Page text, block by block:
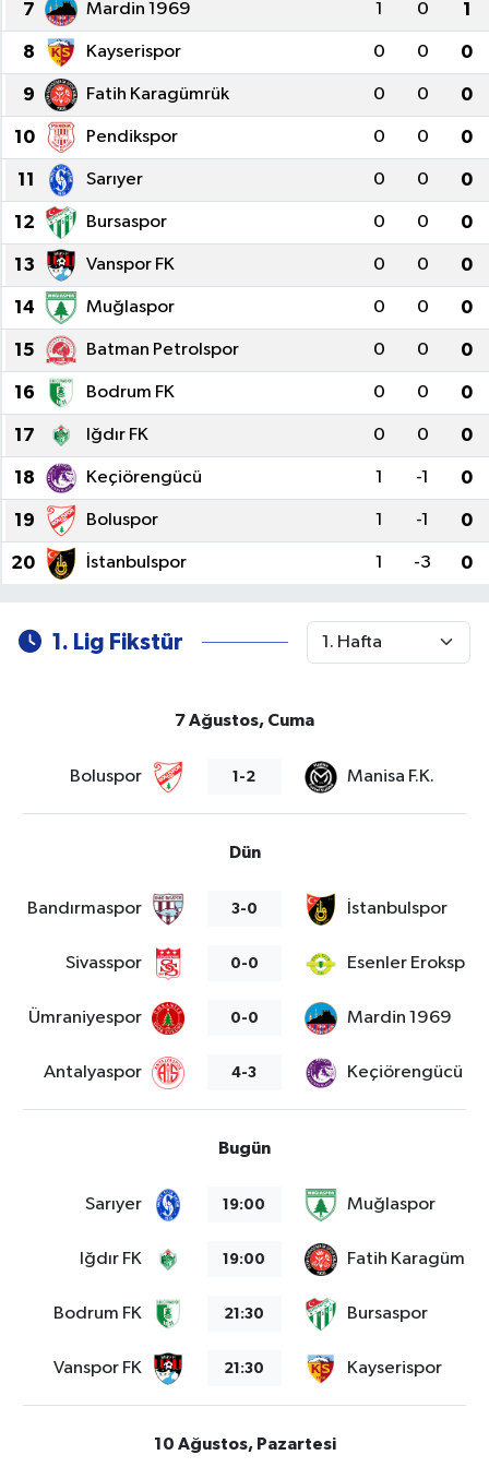
7 Mardin 1969 1 0 1
8 Kayserispor 0 0 0
9 Fatih Karagümrük 0 0 0
10 Pendikspor 0 0 0
11 Sarıyer 0 0 0
12 Bursaspor 0 0 0
13 Vanspor FK 0 0 0
14 Muğlaspor 0 0 0
15 Batman Petrolspor 0 0 0
16 Bodrum FK 0 0 0
17 Iğdır FK 0 0 0
18 Keçiörengücü 1 -1 0
19 Boluspor 1 -1 0
20 İstanbulspor 1 -3 0
1. Lig Fikstür
7 Ağustos, Cuma
Boluspor 1-2 Manisa F.K.
Dün
Bandırmaspor 3-0 İstanbulspor
Sivasspor 0-0 Esenler Erokspor
Ümraniyespor 0-0 Mardin 1969
Antalyaspor 4-3 Keçiörengücü
Bugün
Sarıyer 19:00 Muğlaspor
Iğdır FK 19:00 Fatih Karagümrük
Bodrum FK 21:30 Bursaspor
Vanspor FK 21:30 Kayserispor
10 Ağustos, Pazartesi